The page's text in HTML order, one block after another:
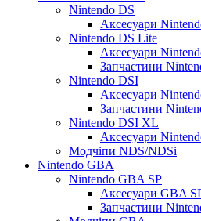
Nintendo DS
Аксесуари
Nintendo DS Lite
Аксесуари
Запчастини
Nintendo DSI
Аксесуари
Запчастини
Nintendo DSI XL
Аксесуари
Модчіпи NDS/NDSi
Nintendo GBA
Nintendo GBA SP
Аксесуари GBA
Запчастини